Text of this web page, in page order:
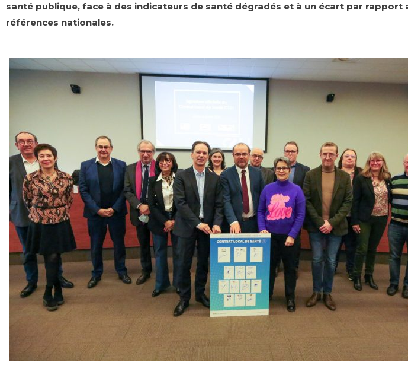
santé publique, face à des indicateurs de santé dégradés et à un écart par rapport
références nationales.